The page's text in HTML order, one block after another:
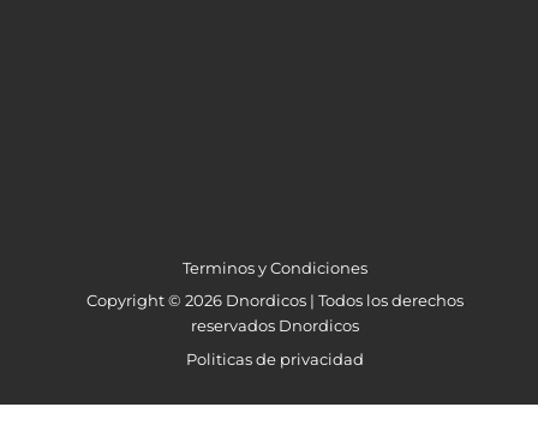
Terminos y Condiciones
Copyright © 2026 Dnordicos | Todos los derechos
reservados Dnordicos
Politicas de privacidad